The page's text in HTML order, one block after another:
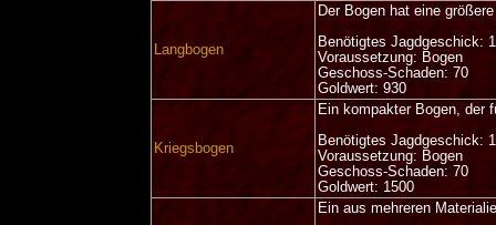
Langbogen
Der Bogen hat eine
Benötigtes Jagdgeschick:
Voraussetzung: Bogen
Geschoss-Schaden: 70
Goldwert: 930
Kriegsbogen
Ein kompakter Bogen, der
Benötigtes Jagdgeschick:
Voraussetzung: Bogen
Geschoss-Schaden: 70
Goldwert: 1500
Ein aus mehreren